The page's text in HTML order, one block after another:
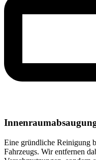
Eine gründliche Reinigung
Fahrzeugs. Wir entfernen